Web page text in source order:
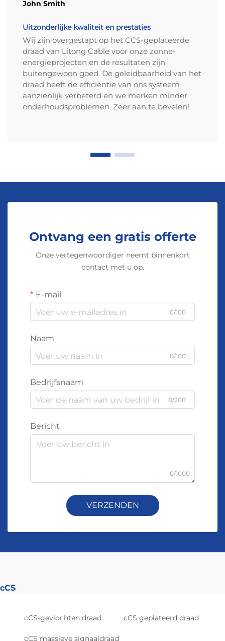
John Smith
Uitzonderlijke kwaliteit en prestaties
Wij zijn overgestapt op het CCS-geplateerde
draad van Litong Cable voor onze zonne-
energieprojecten en de resultaten zijn
buitengewoon goed. De geleidbaarheid van het
draad heeft de efficiëntie van ons systeem
aanzienlijk verbeterd en we merken minder
onderhoudsproblemen. Zeer aan te bevelen!
Ontvang een gratis offerte
Onze vertegenwoordiger neemt binnenkort
contact met u op.
E-mail
0/100
Naam
0/100
Bedrijfsnaam
0/200
Bericht
0/1000
VERZENDEN
cCS
cCS-gevlochten draad cCS geplateerd draad
cCS massieve signaaldraad